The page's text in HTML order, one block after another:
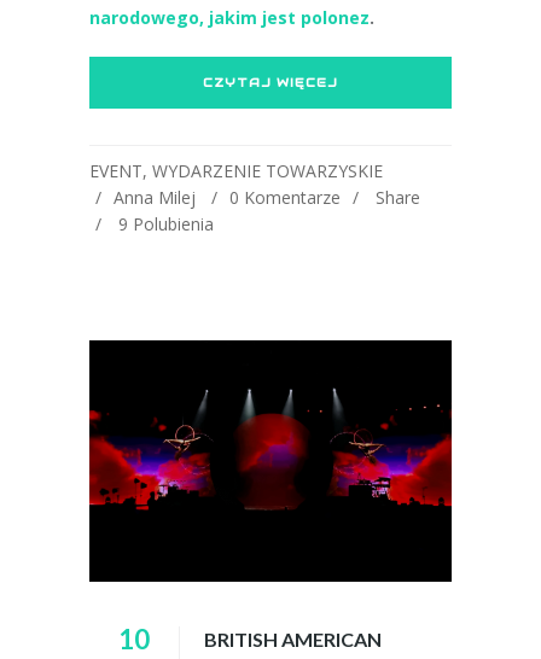
narodowego, jakim jest polonez.
CZYTAJ WIĘCEJ
EVENT, WYDARZENIE TOWARZYSKIE
Anna Milej
0 Komentarze
Share
9 Polubienia
10
BRITISH AMERICAN